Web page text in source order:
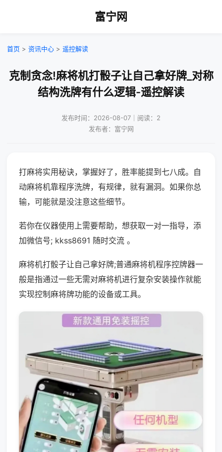
富宁网
首页 > 资讯中心 > 遥控解读
克制贪念!麻将机打骰子让自己拿好牌_对称
结构洗牌有什么逻辑-遥控解读
发布时间：2026-08-07｜阅读：2
发布者：富宁网
打麻将实用秘诀，掌握好了，胜率能提到七八成。自
动麻将机靠程序洗牌，有规律，就有漏洞。如果你总
输，可能就是没注意这些细节。
若你在仪器使用上需要帮助，想获取一对一指导，添
加微信号; kkss8691 随时交流 。
麻将机打骰子让自己拿好牌;普通麻将机程序控牌器一
般是指通过一些无需对麻将机进行复杂安装操作就能
实现控制麻将牌功能的设备或工具。